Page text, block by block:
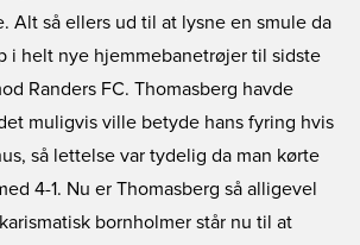
Alt så ellers ud til at lysne en smule da
i helt nye hjemmebanetrøjer til sidste
Randers FC. Thomasberg havde
muligvis ville betyde hans fyring hvis
så lettelse var tydelig da man kørte
4-1. Nu er Thomasberg så alligevel
bornholmer står nu til at